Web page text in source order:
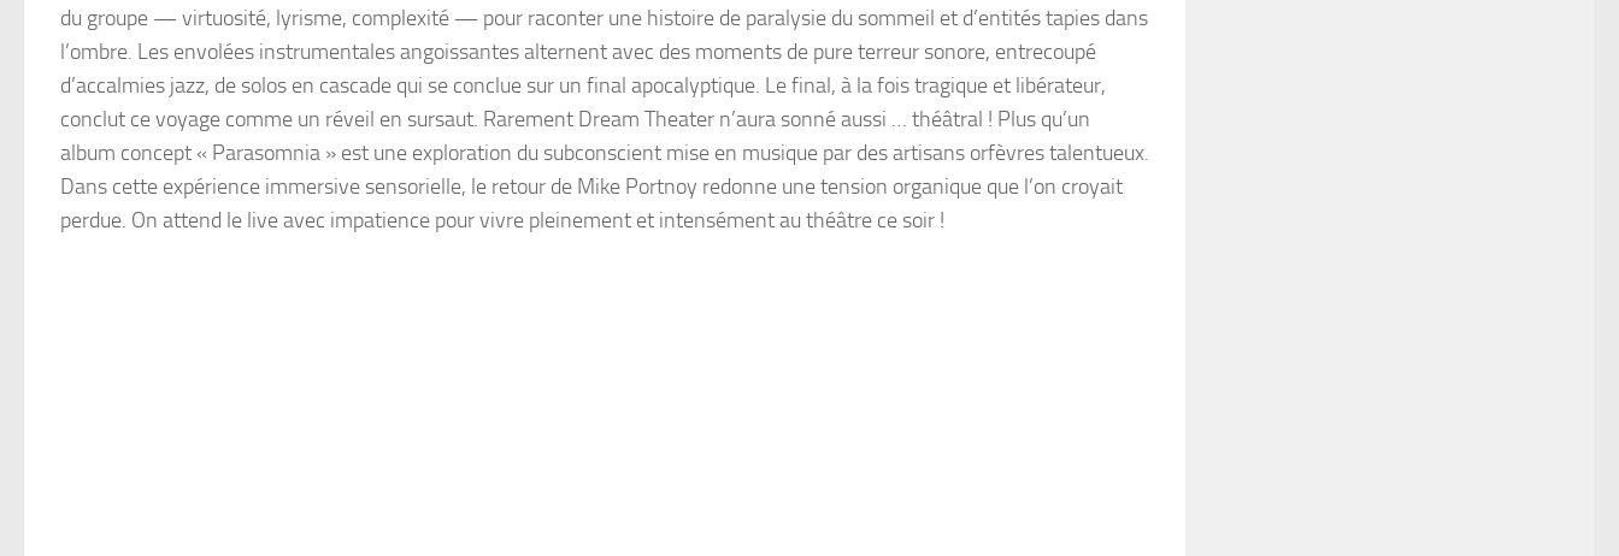
du groupe — virtuosité, lyrisme, complexité — pour raconter une histoire de paralysie du sommeil et d’entités tapies dans
l’ombre. Les envolées instrumentales angoissantes alternent avec des moments de pure terreur sonore, entrecoupé
d’accalmies jazz, de solos en cascade qui se conclue sur un final apocalyptique. Le final, à la fois tragique et libérateur,
conclut ce voyage comme un réveil en sursaut. Rarement Dream Theater n’aura sonné aussi … théâtral ! Plus qu’un
album concept « Parasomnia » est une exploration du subconscient mise en musique par des artisans orfèvres talentueux.
Dans cette expérience immersive sensorielle, le retour de Mike Portnoy redonne une tension organique que l’on croyait
perdue. On attend le live avec impatience pour vivre pleinement et intensément au théâtre ce soir !